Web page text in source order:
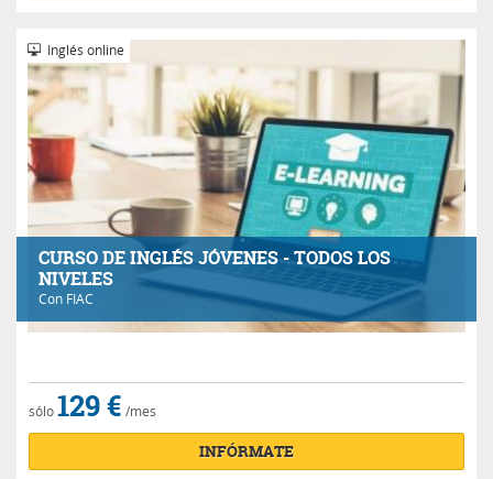
CURSO DE INGLÉS JÓVENES - TODOS LOS
NIVELES
Con FIAC
Inglés online
sólo129 € /mes
INFÓRMATE